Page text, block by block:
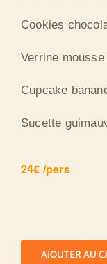
Cookies
Verrine
Cupcake
Sucette
24€ /pers
AJOUTER AU